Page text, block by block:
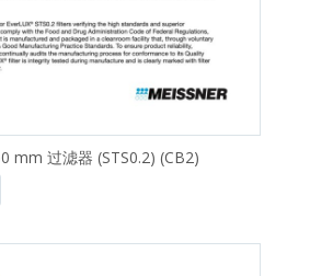
mm 过滤器 (STS0.2) (CB2)